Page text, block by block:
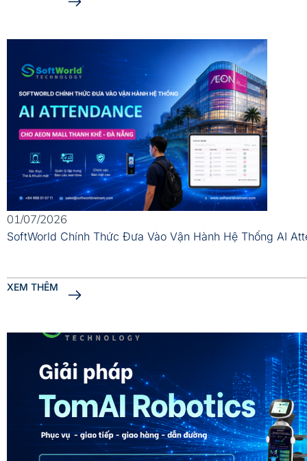
01/07/2026
SoftWorld Chính Thức Đưa Vào Vận Hành Hệ Thống AI
XEM THÊM